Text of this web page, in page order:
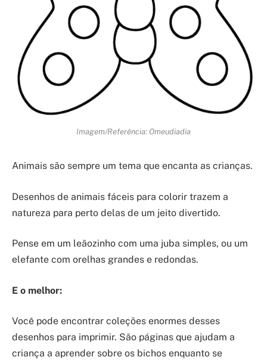
Imagem/Referência: Omeudiadia
Animais são sempre um tema que encanta as crianças.
Desenhos de animais fáceis para colorir trazem a
natureza para perto delas de um jeito divertido.
Pense em um leãozinho com uma juba simples, ou um
elefante com orelhas grandes e redondas.
E o melhor:
Você pode encontrar coleções enormes desses
desenhos para imprimir. São páginas que ajudam a
criança a aprender sobre os bichos enquanto se